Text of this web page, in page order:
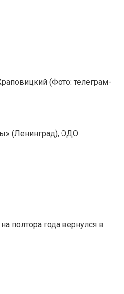
(Фото: телеграм-
(Ленинград), ОДО
полтора года вернулся в